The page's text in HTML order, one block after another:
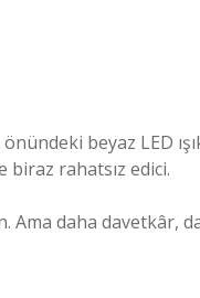
beyaz LED
rahatsız edici.
Ama daha davetkâr,